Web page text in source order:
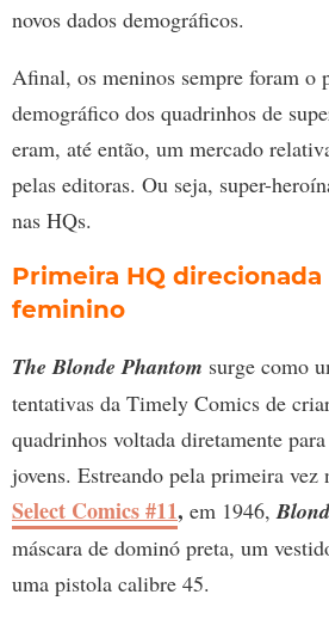
novos dados demográficos.
Afinal, os meninos sempre foram o
demográfico dos quadrinhos de
eram, até então, um mercado
pelas editoras. Ou seja, super-
nas HQs.
Primeira HQ
feminino
The Blonde Phantom surge como
tentativas da Timely Comics de
quadrinhos voltada diretamente
jovens. Estreando pela primeira vez
Select Comics #11, em 1946,
máscara de dominó preta, um
uma pistola calibre 45.